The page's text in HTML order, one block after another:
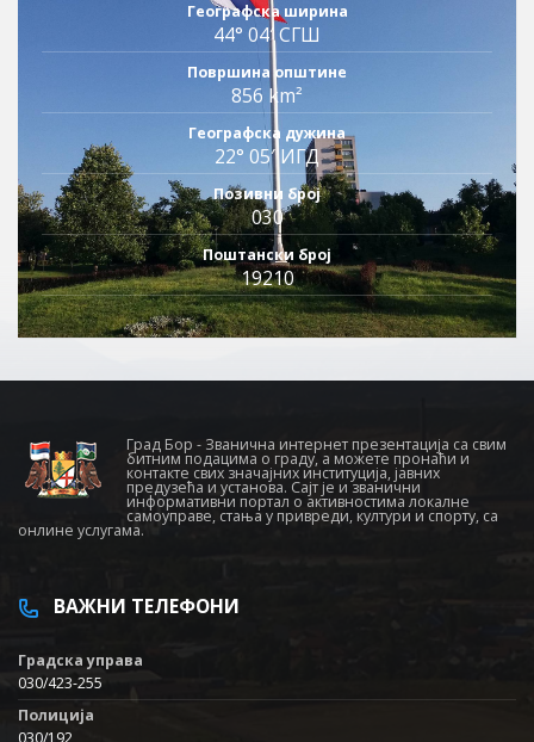
Географска ширина
44° 04′ СГШ
Површина општине
856 km²
Географска дужина
22° 05′ ИГД
Позивни број
030
Поштански број
19210
Град Бор - Званична интернет презентација са свим
битним подацима о граду, а можете пронаћи и
контакте свих значајних институција, јавних
предузећа и установа. Сајт је и званични
информативни портал о активностима локалне
самоуправе, стања у привреди, култури и спорту, са
онлине услугама.
ВАЖНИ ТЕЛЕФОНИ
Градска управа
030/423-255
Полиција
030/192